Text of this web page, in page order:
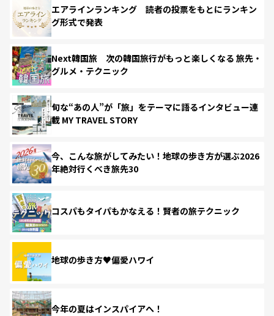
エアラインランキング 読者の投票をもとにランキン
グ形式で発表
Next韓国旅 次の韓国旅行がもっと楽しくなる 旅先・
グルメ・テクニック
旬な“あの人”が「旅」をテーマに語るインタビュー連
載 MY TRAVEL STORY
今、こんな旅がしてみたい！地球の歩き方が選ぶ2026
年絶対行くべき旅先30
コスパもタイパもかなえる！賢者の旅テクニック
地球の歩き方♥偏愛ハワイ
今年の夏はインスパイアへ！